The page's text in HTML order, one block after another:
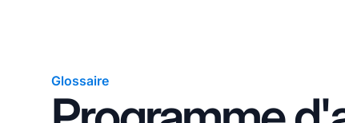
Glossaire